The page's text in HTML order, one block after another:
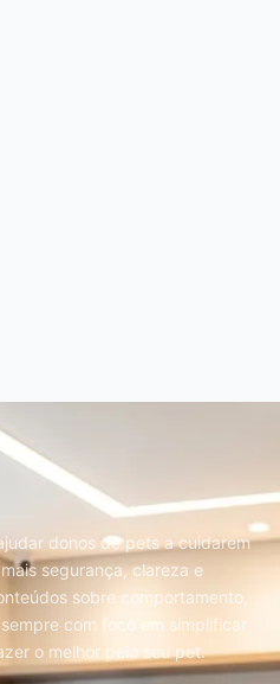
donos de pets a cuidarem
segurança, clareza e
sobre comportamento,
com foco em simplificar
o melhor pelo seu pet.